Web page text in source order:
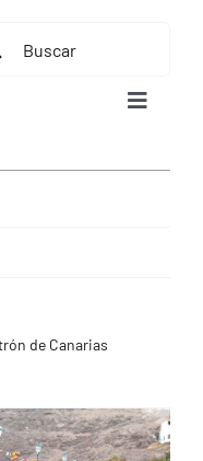
Toggle
de Canarias